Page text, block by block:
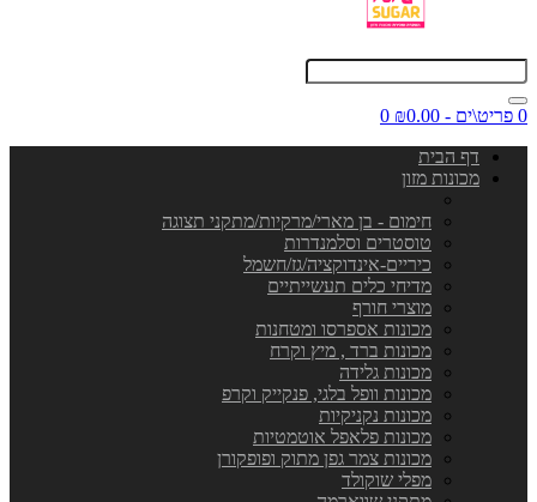
0 פריט\ים - ₪0.00
0
דף הבית
מכונות מזון
חימום - בן מארי/מרקיות/מתקני תצוגה
טוסטרים וסלמנדרות
כיריים-אינדוקציה/גז/חשמל
מדיחי כלים תעשייתיים
מוצרי חורף
מכונות אספרסו ומטחנות
מכונות ברד , מיץ וקרח
מכונות גלידה
מכונות וופל בלגי, פנקייק וקרפ
מכונות נקניקיות
מכונות פלאפל אוטמטיות
מכונות צמר גפן מתוק ופופקורן
מפלי שוקולד